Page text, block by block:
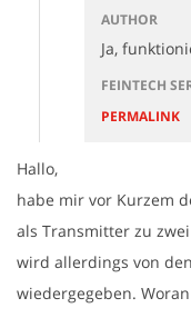
AUTHOR
Ja,
FEINTECH
PERMALINK
Hallo,
habe mir vor Kurzem
als Transmitter zu
wird allerdings von
wiedergegeben.